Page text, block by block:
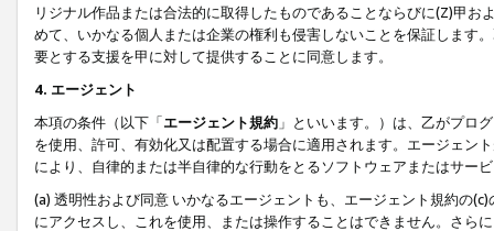
リジナル作品または合法的に取得したものであることならびに(Z)甲
めて、いかなる個人または企業の権利も侵害しないことを保証します
要とする支援を甲に対して提供することに同意します。
4. エージェント
本項の条件（以下「エージェント規約 」といいます。）は、乙がプロ
を使用、許可、有効化又は配置する場合に適用されます。エージェン
により、自律的または半自律的な行動をとるソフトウェアまたはサー
(a) 透明性および同意 いかなるエージェントも、エージェント規約の
にアクセスし、これを使用、または操作することはできません。さら